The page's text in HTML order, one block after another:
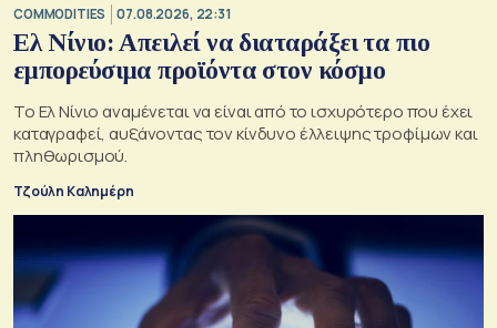
COMMODITIES 07.08.2026, 22:31
Ελ Νίνιο: Απειλεί να διαταράξει τα πιο
εμπορεύσιμα προϊόντα στον κόσμο
Το Ελ Νίνιο αναμένεται να είναι από το ισχυρότερο που έχει
καταγραφεί, αυξάνοντας τον κίνδυνο έλλειψης τροφίμων και
πληθωρισμού.
Τζούλη Καλημέρη